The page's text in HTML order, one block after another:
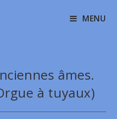
MENU
âmes.
à tuyaux)